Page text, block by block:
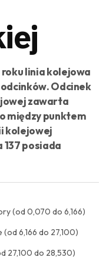
roku linia kolejowa
Odcinek
zawarta
między punktem
kolejowej
137 posiada
(od 0,070 do 6,166)
6,166 do 27,100)
27,100 do 28,530)